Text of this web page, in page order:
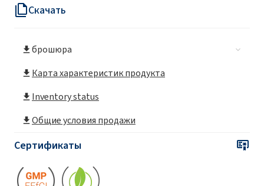
Скачать
брошюра
Карта характеристик продукта
Inventory status
Общие условия продажи
Сертификаты
ROKAnol® LP2126 (Polyoxyalkylene glycol
ROKAnol®LP2529 (Polyoxyalkylene glycol
ether)
ROKAnol®LP2855 (C12-18 alcohol